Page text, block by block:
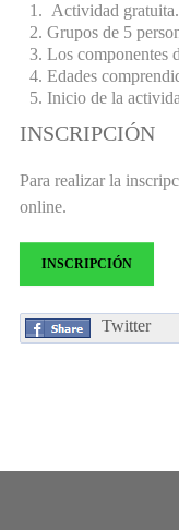
Actividad gratuita.
Grupos de 5
Los componentes
Edades
Inicio de la
INSCRIPCIÓN
Para realizar la
online.
INSCRIPCIÓN
Twitter